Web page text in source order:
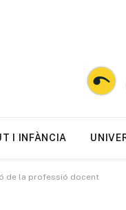
I INFÀNCIA
de la professió docent